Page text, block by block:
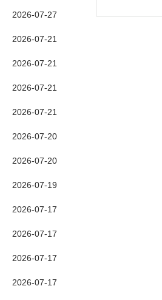
2026-07-27
2026-07-21
2026-07-21
2026-07-21
2026-07-21
2026-07-20
2026-07-20
2026-07-19
2026-07-17
2026-07-17
2026-07-17
2026-07-17